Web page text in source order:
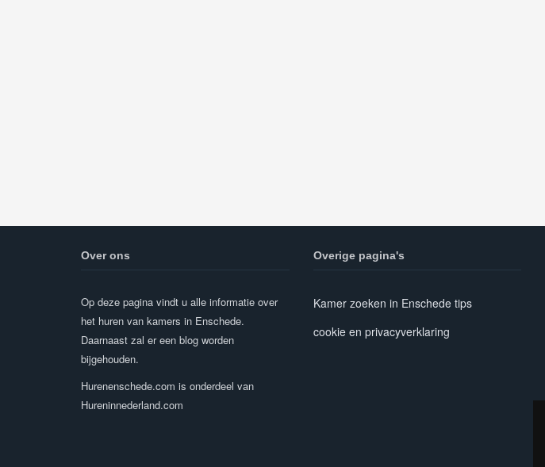
Over ons
Op deze pagina vindt u alle informatie over
het huren van kamers in Enschede.
Daarnaast zal er een blog worden
bijgehouden.
Hurenenschede.com is onderdeel van
Hureninnederland.com
Overige pagina's
Kamer zoeken in Enschede tips
cookie en privacyverklaring